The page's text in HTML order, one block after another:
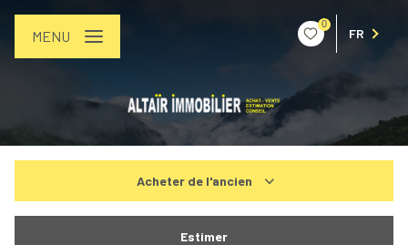
0
FR
MENU
Acheter de l'ancien
Estimer